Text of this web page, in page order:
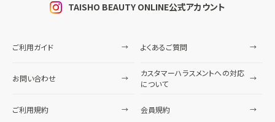
TAISHO BEAUTY ONLINE公式アカウント
ご利用ガイド よくあるご質問
お問い合わせ
カスタマーハラスメントへの対応
について
ご利用規約 会員規約